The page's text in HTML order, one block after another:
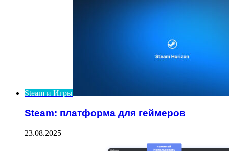
Steam и Игры
Steam: платформа для геймеров
23.08.2025